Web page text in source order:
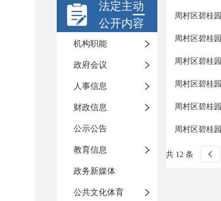
法定主动
公开内容
机构职能
政府会议
人事信息
财政信息
公示公告
教育信息
政务新媒体
公共文化体育
周村区碧桂
周村区碧桂
周村区碧桂
周村区碧桂
周村区碧桂
周村区碧桂
共 12 条